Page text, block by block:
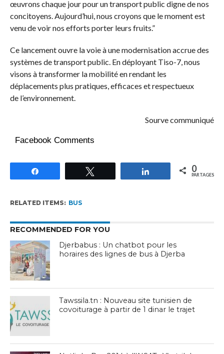
œuvrons chaque jour pour un transport public digne de nos
concitoyens. Aujourd’hui, nous croyons que le moment est
venu de voir nos efforts porter leurs fruits.”
Ce lancement ouvre la voie à une modernisation accrue des
systèmes de transport public. En déployant Tiso-7, nous
visons à transformer la mobilité en rendant les
déplacements plus pratiques, efficaces et respectueux
de l’environnement.
Sourve communiqué
Facebook Comments
Partagez 0
PARTAGES
RELATED ITEMS: BUS
RECOMMENDED FOR YOU
Djerbabus : Un chatbot pour les
horaires des lignes de bus à Djerba
Tawssila.tn : Nouveau site tunisien de
covoiturage à partir de 1 dinar le trajet